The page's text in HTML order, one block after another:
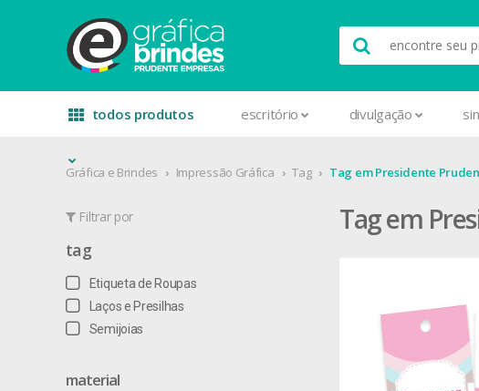
todos produtos escritório divulgação
Gráfica e Brindes Impressão Gráfica Tag Tag em Presidente
Filtrar por
tag
Etiqueta de Roupas
Laços e Presilhas
Semijoias
material
Tag em